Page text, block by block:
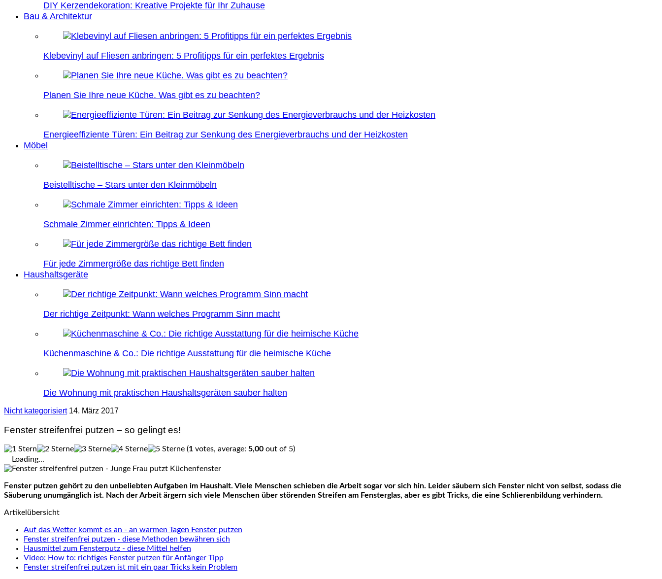
DIY Kerzendekoration: Kreative Projekte für Ihr Zuhause
Bau & Architektur
Klebevinyl auf Fliesen anbringen: 5 Profitipps für ein perfektes Ergebnis
Planen Sie Ihre neue Küche. Was gibt es zu beachten?
Energieeffiziente Türen: Ein Beitrag zur Senkung des Energieverbrauchs und der Heizkosten
Möbel
Beistelltische – Stars unter den Kleinmöbeln
Schmale Zimmer einrichten: Tipps & Ideen
Für jede Zimmergröße das richtige Bett finden
Haushaltsgeräte
Der richtige Zeitpunkt: Wann welches Programm Sinn macht
Küchenmaschine & Co.: Die richtige Ausstattung für die heimische Küche
Die Wohnung mit praktischen Haushaltsgeräten sauber halten
Nicht kategorisiert 14. März 2017
Fenster streifenfrei putzen – so gelingt es!
(1 votes, average: 5,00 out of 5)
Loading...
Fenster putzen gehört zu den unbeliebten Aufgaben im Haushalt. Viele Menschen schieben die Arbeit sogar vor sich hin. Leider säubern sich Fenster nicht von selbst, sodass die
Säuberung unumgänglich ist. Nach der Arbeit ärgern sich viele Menschen über störenden Streifen am Fensterglas, aber es gibt Tricks, die eine Schlierenbildung verhindern.
Artikelübersicht
Auf das Wetter kommt es an - an warmen Tagen Fenster putzen
Fenster streifenfrei putzen - diese Methoden bewähren sich
Hausmittel zum Fensterputz - diese Mittel helfen
Video: How to: richtiges Fenster putzen für Anfänger Tipp
Fenster streifenfrei putzen ist mit ein paar Tricks kein Problem